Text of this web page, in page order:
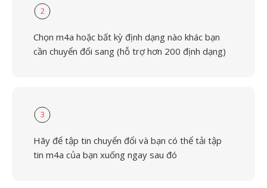
2
Chọn m4a hoặc bất kỳ định dạng nào khác bạn
cần chuyển đổi sang (hỗ trợ hơn 200 định dạng)
3
Hãy để tập tin chuyển đổi và bạn có thể tải tập
tin m4a của bạn xuống ngay sau đó